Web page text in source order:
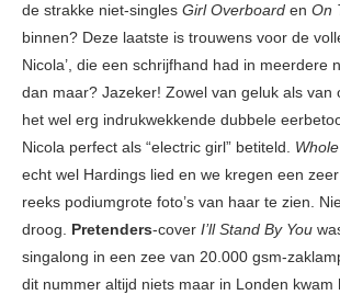
de strakke niet-singles Girl Overboard en On
binnen? Deze laatste is trouwens voor de
Nicola’, die een schrijfhand had in meerdere
dan maar? Jazeker! Zowel van geluk als van
het wel erg indrukwekkende dubbele
Nicola perfect als “electric girl” betiteld.
echt wel Hardings lied en we kregen een
reeks podiumgrote foto’s van haar te zien.
droog. Pretenders-cover I’ll Stand By You
singalong in een zee van 20.000 gsm-
dit nummer altijd niets maar in Londen kwam